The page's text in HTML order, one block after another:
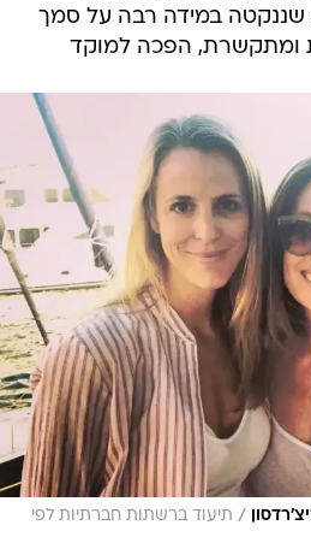
שננקטה במידה רבה על סמך
ומתקשרת, הפכה למוקד
/ תיעוד ברשתות חברתיות לפי